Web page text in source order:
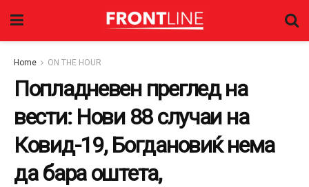
Home ON THE HOUR
Попладневен преглед на
вести: Нови 88 случаи на
Ковид-19, Богдановиќ нема
да бара оштета,